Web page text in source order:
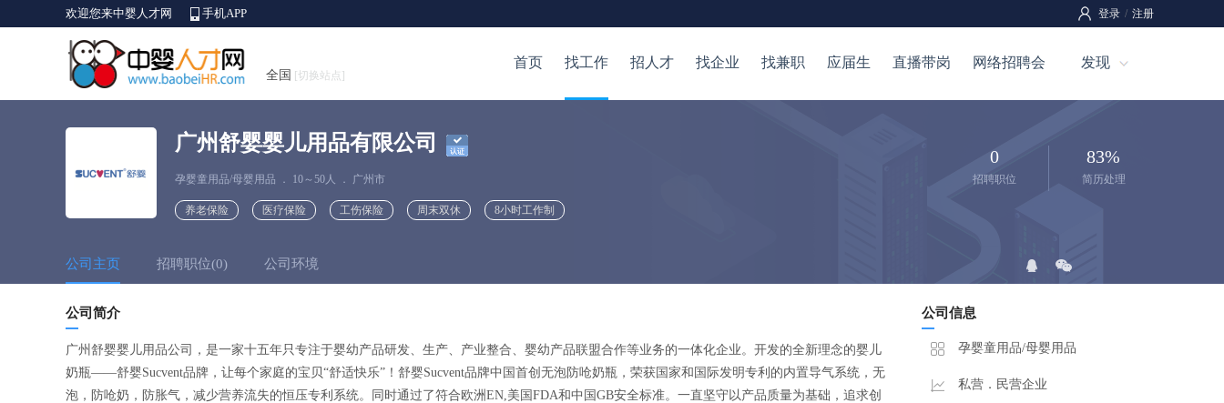
欢迎您来中婴人才网 手机APP 登录 / 注册
全国 [切换站点]
首页 找工作 招人才 找企业 找兼职 应届生 直播带岗 网络招聘会 发现
广州舒婴婴儿用品有限公司
孕婴童用品/母婴用品 ． 10～50人 ． 广州市
养老保险 医疗保险 工伤保险 周末双休 8小时工作制
0
招聘职位
83%
简历处理
公司主页 招聘职位(0) 公司环境
公司简介
广州舒婴婴儿用品公司，是一家十五年只专注于婴幼产品研发、生产、产业整合、婴幼产品联盟合作等业务的一体化企业。开发的全新理念的婴儿
奶瓶——舒婴Sucvent品牌，让每个家庭的宝贝“舒适快乐”！舒婴Sucvent品牌中国首创无泡防呛奶瓶，荣获国家和国际发明专利的内置导气系统，无
泡，防呛奶，防胀气，减少营养流失的恒压专利系统。同时通过了符合欧洲EN,美国FDA和中国GB安全标准。一直坚守以产品质量为基础，追求创
公司信息
孕婴童用品/母婴用品
私营．民营企业